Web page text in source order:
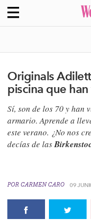
Originals
piscina que
Sí, son de los 70 y han
armario. Aprende a
este verano. ¿No nos
decías de las
POR CARMEN CARO 09